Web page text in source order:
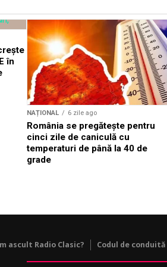
în
NAȚIONAL 6 zile ago
România se pregătește pentru
cinci zile de caniculă cu
temperaturi de până la 40 de
grade
ascult Radio Clasic? Codul de conduită